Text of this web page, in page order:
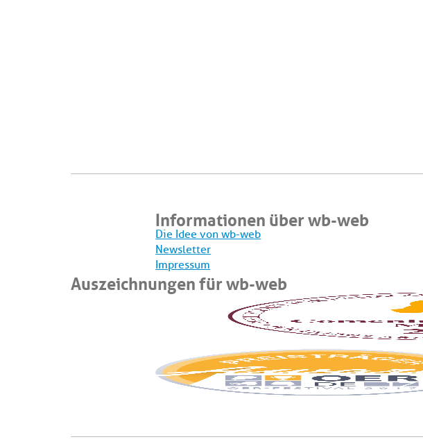
Informationen über wb-web
Die Idee von wb-web
Newsletter
Impressum
Auszeichnungen für wb-web